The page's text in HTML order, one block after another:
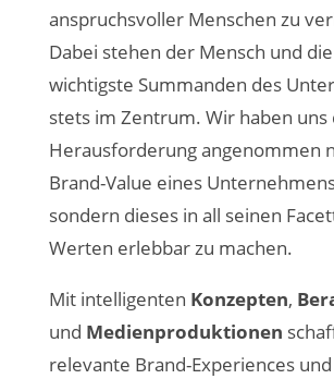
anspruchsvoller Menschen zu
Dabei stehen der Mensch und
wichtigste Summanden des
stets im Zentrum. Wir haben uns
Herausforderung angenommen
Brand-Value eines
sondern dieses in all seinen
Werten erlebbar zu machen.
Mit intelligenten Konzepten,
und Medienproduktionen
relevante Brand-Experiences